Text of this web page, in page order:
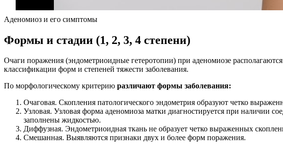
Аденомиоз и его симптомы
Формы и стадии (1, 2, 3, 4 степени)
Очаги поражения (эндометриоидные гетеротопии) при аденомиозе
классификации форм и степеней тяжести заболевания.
По морфологическому критерию различают формы заболевания:
Очаговая. Скопления патологического эндометрия образуют четко
Узловая. Узловая форма аденомиоза матки диагностируется при наличии
заполнены жидкостью.
Диффузная. Эндометриоидная ткань не образует четко выраженных
Смешанная. Выявляются признаки двух и более форм поражения.